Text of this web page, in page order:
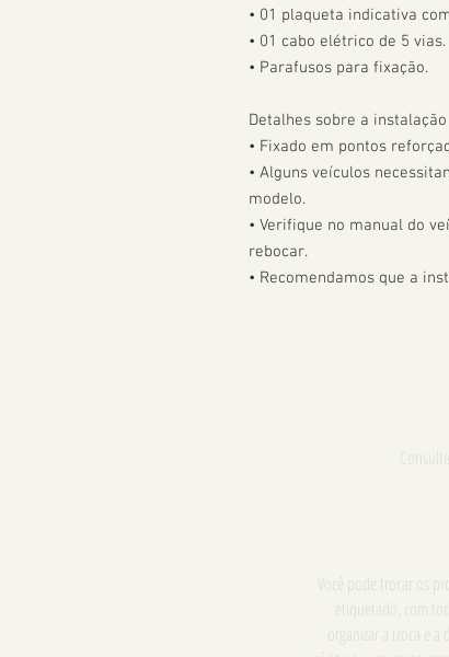
• 01 plaqueta indicativa
• 01 cabo elétrico de 5 vias.
• Parafusos para fixação.
Detalhes sobre a instalação
• Fixado em pontos
• Alguns veículos
modelo.
• Verifique no manual do
rebocar.
• Recomendamos que a
Você pode trocar os
etiquetado, com
organizar a troca e